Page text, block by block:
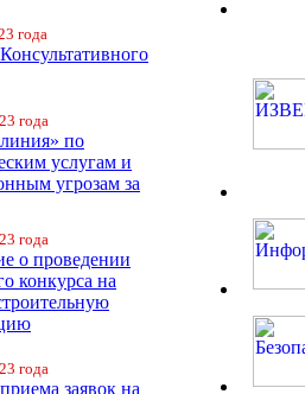
года
года
по
услугам и
угрозам за
года
о проведении
конкурса на
года
заявок на